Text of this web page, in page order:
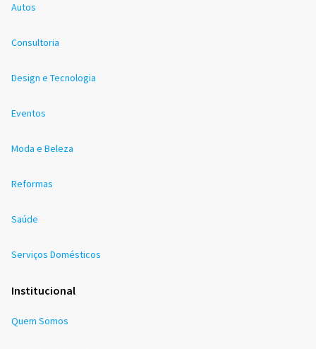
Autos
Consultoria
Design e Tecnologia
Eventos
Moda e Beleza
Reformas
Saúde
Serviços Domésticos
Institucional
Quem Somos